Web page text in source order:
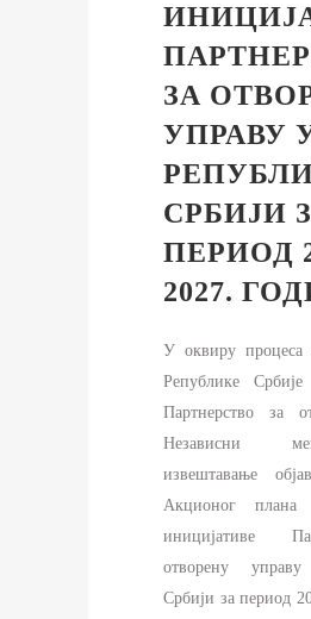
ЗА
УПРАВУ
СРБИЈИ
ПЕРИОД
2027.
У оквиру процеса
Републике
Партнерство за
Независни
извештавање
Акционог плана
иницијативе
отворену
Србији за период